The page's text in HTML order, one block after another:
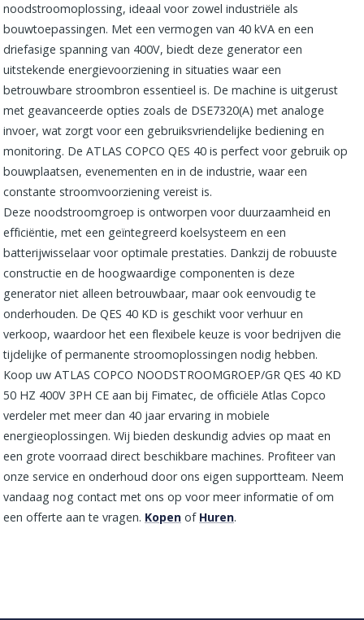
noodstroomoplossing, ideaal voor zowel industriële als
bouwtoepassingen. Met een vermogen van 40 kVA en een
driefasige spanning van 400V, biedt deze generator een
uitstekende energievoorziening in situaties waar een
betrouwbare stroombron essentieel is. De machine is uitgerust
met geavanceerde opties zoals de DSE7320(A) met analoge
invoer, wat zorgt voor een gebruiksvriendelijke bediening en
monitoring. De ATLAS COPCO QES 40 is perfect voor gebruik op
bouwplaatsen, evenementen en in de industrie, waar een
constante stroomvoorziening vereist is.
Deze noodstroomgroep is ontworpen voor duurzaamheid en
efficiëntie, met een geïntegreerd koelsysteem en een
batterijwisselaar voor optimale prestaties. Dankzij de robuuste
constructie en de hoogwaardige componenten is deze
generator niet alleen betrouwbaar, maar ook eenvoudig te
onderhouden. De QES 40 KD is geschikt voor verhuur en
verkoop, waardoor het een flexibele keuze is voor bedrijven die
tijdelijke of permanente stroomoplossingen nodig hebben.
Koop uw ATLAS COPCO NOODSTROOMGROEP/GR QES 40 KD
50 HZ 400V 3PH CE aan bij Fimatec, de officiële Atlas Copco
verdeler met meer dan 40 jaar ervaring in mobiele
energieoplossingen. Wij bieden deskundig advies op maat en
een grote voorraad direct beschikbare machines. Profiteer van
onze service en onderhoud door ons eigen supportteam. Neem
vandaag nog contact met ons op voor meer informatie of om
een offerte aan te vragen. Kopen of Huren.